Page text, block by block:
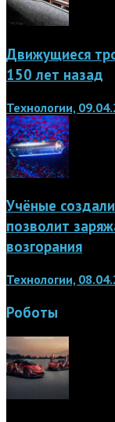
Движущиеся
150 лет назад
Технологии,
Учёные
позволит
возгорания
Технологии,
Роботы